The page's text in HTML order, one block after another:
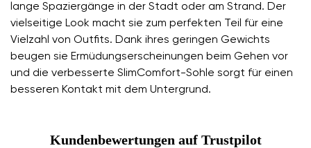
lange Spaziergänge in der Stadt oder am Strand. Der
vielseitige Look macht sie zum perfekten Teil für eine
Vielzahl von Outfits. Dank ihres geringen Gewichts
beugen sie Ermüdungserscheinungen beim Gehen vor
und die verbesserte SlimComfort-Sohle sorgt für einen
besseren Kontakt mit dem Untergrund.
Kundenbewertungen auf Trustpilot